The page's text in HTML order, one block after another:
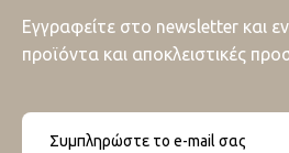
Εγγραφείτε στο newsletter και
προϊόντα και αποκλειστικές